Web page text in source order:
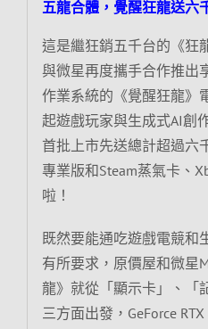
五龍合體，覺醒狂龍送六
這是繼狂銷五千台的《狂
與微星再度攜手合作推出
作業系統的《覺醒狂龍》
起遊戲玩家與生成式AI創
首批上市先送總計超過六
專業版和Steam蒸氣卡、
啦！
既然要能通吃遊戲電競和
有所要求，原價屋和微星
龍》就從「顯示卡」、「
三方面出發，GeForce